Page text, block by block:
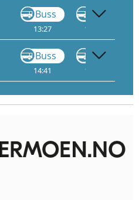
Buss
13:27
Buss
13:42
Buss
14:41
Buss
14:55